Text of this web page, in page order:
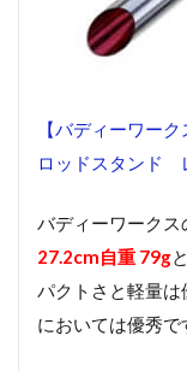
【バディーワー
ロッドスタンド
バディーワークス
27.2cm自重 79g
パクトさと軽量
においては優秀で